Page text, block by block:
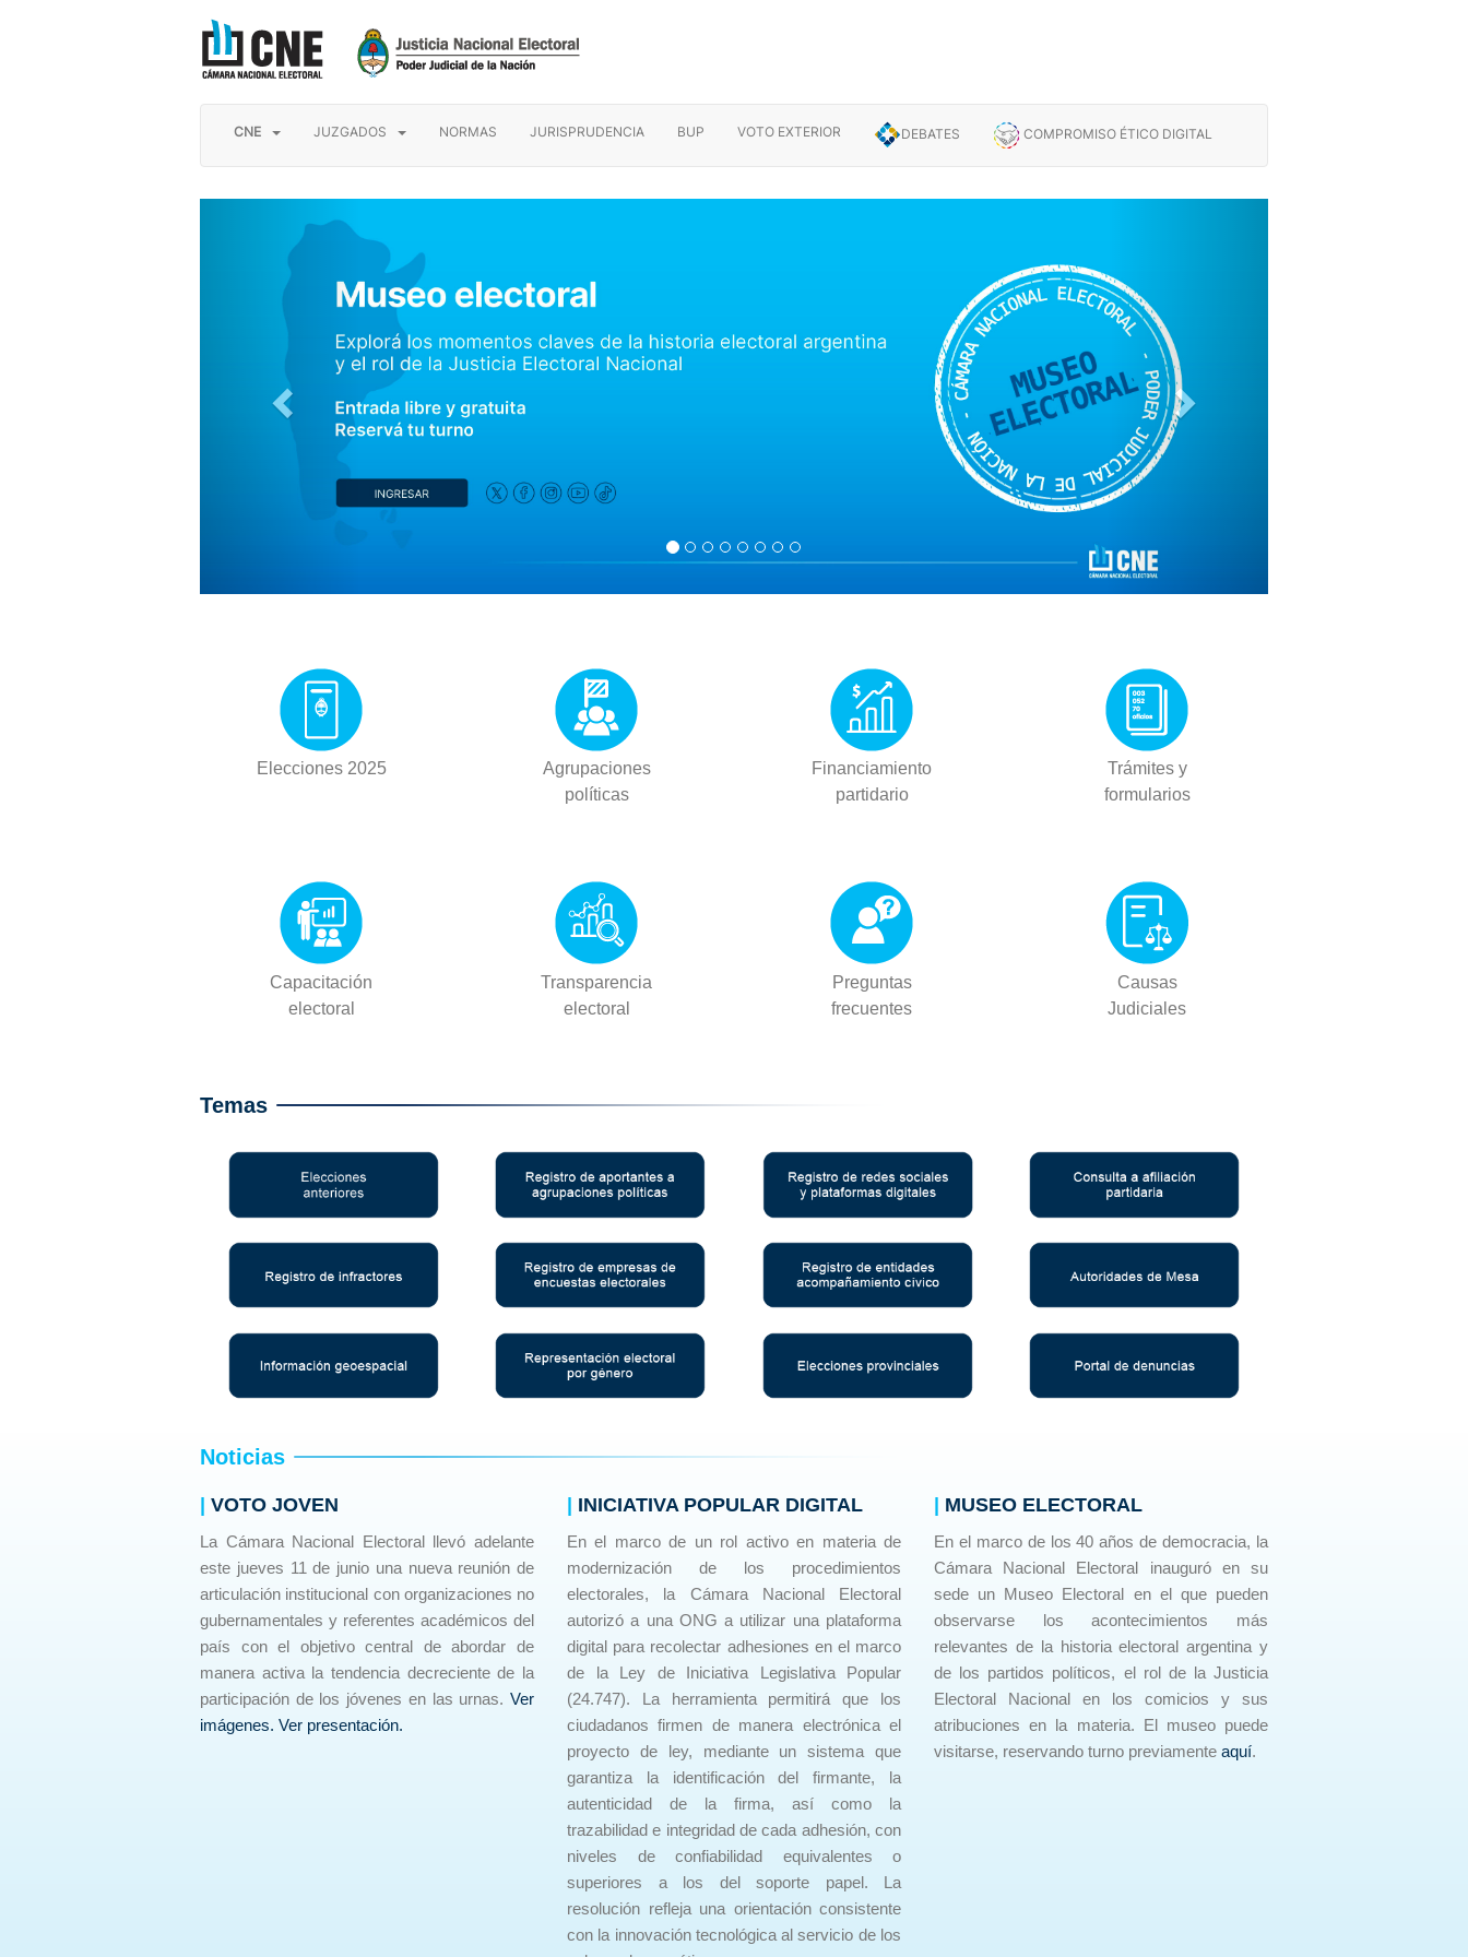
CNE JUZGADOS NORMAS JURISPRUDENCIA BUP VOTO EXTERIOR DEBATES COMPROMISO ÉTICO DIGITAL
Elecciones 2025
Agrupaciones
políticas
Financiamiento
partidario
Trámites y
formularios
Capacitación
electoral
Transparencia
electoral
Preguntas
frecuentes
Causas
Judiciales
Temas
Noticias
| VOTO JOVEN
La Cámara Nacional Electoral llevó adelante
este jueves 11 de junio una nueva reunión de
articulación institucional con organizaciones no
gubernamentales y referentes académicos del
país con el objetivo central de abordar de
manera activa la tendencia decreciente de la
participación de los jóvenes en las urnas. Ver
imágenes. Ver presentación.
| INICIATIVA POPULAR DIGITAL
En el marco de un rol activo en materia de
modernización de los procedimientos
electorales, la Cámara Nacional Electoral
autorizó a una ONG a utilizar una plataforma
digital para recolectar adhesiones en el marco
de la Ley de Iniciativa Legislativa Popular
(24.747). La herramienta permitirá que los
ciudadanos firmen de manera electrónica el
proyecto de ley, mediante un sistema que
garantiza la identificación del firmante, la
autenticidad de la firma, así como la
trazabilidad e integridad de cada adhesión, con
niveles de confiabilidad equivalentes o
superiores a los del soporte papel. La
resolución refleja una orientación consistente
con la innovación tecnológica al servicio de los
| MUSEO ELECTORAL
En el marco de los 40 años de democracia, la
Cámara Nacional Electoral inauguró en su
sede un Museo Electoral en el que pueden
observarse los acontecimientos más
relevantes de la historia electoral argentina y
de los partidos políticos, el rol de la Justicia
Electoral Nacional en los comicios y sus
atribuciones en la materia. El museo puede
visitarse, reservando turno previamente aquí.